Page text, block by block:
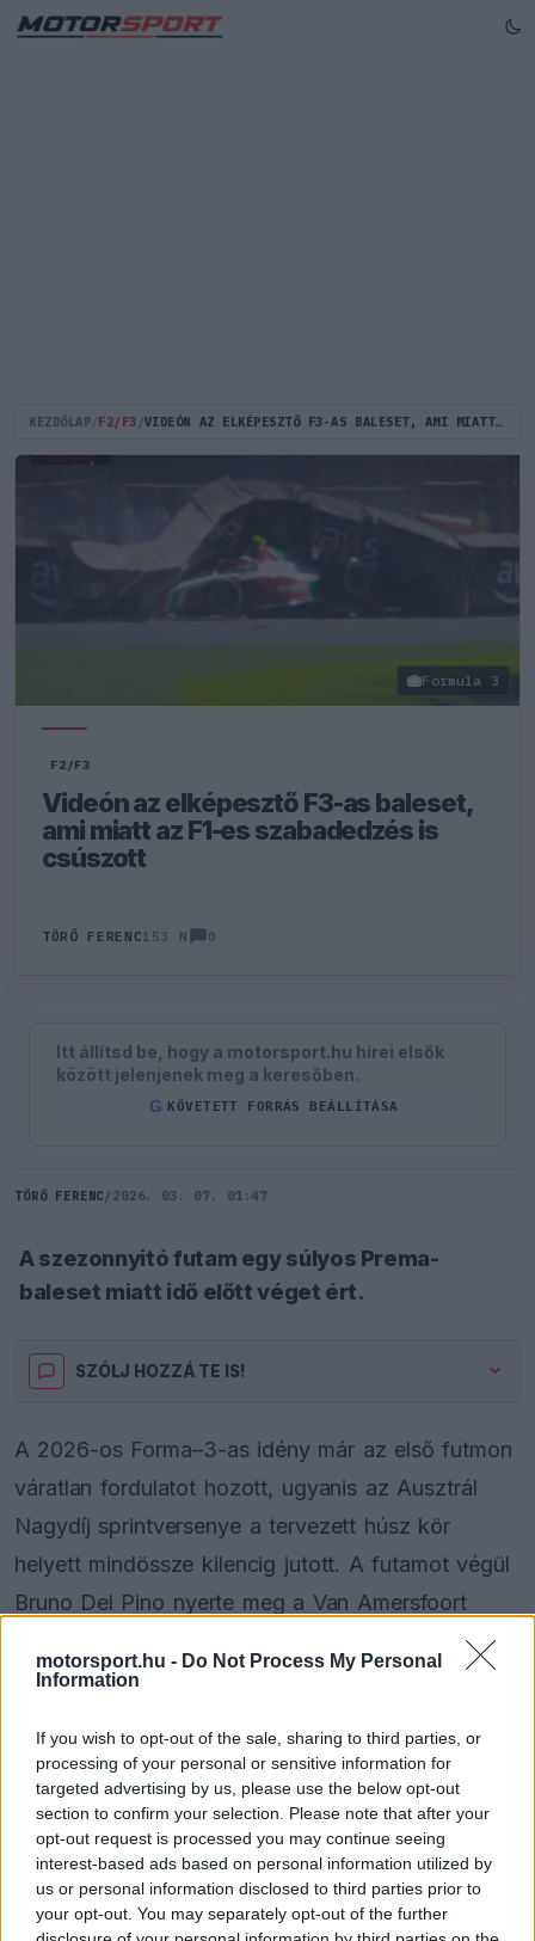
motorsport.hu - Do Not Process My Personal
Information
If you wish to opt-out of the sale, sharing to third parties, or
processing of your personal or sensitive information for
targeted advertising by us, please use the below opt-out
section to confirm your selection. Please note that after your
opt-out request is processed you may continue seeing
interest-based ads based on personal information utilized by
us or personal information disclosed to third parties prior to
your opt-out. You may separately opt-out of the further
KEZDŐLAP F2/F3 VIDEÓN AZ ELKÉPESZTŐ F3-AS BALESET, AMI MIATT AZ F1-ES SZABADEDZÉS IS CSÚSZOTT
Formula 3
F2/F3
Videón az elképesztő F3-as baleset,
ami miatt az F1-es szabadedzés is
csúszott
TÖRŐ FERENC153 N 0
Itt állítsd be, hogy a motorsport.hu hírei elsők
között jelenjenek meg a keresőben.
G KÖVETETT FORRÁS BEÁLLÍTÁSA
TÖRŐ FERENC / 2026. 03. 07. 01:47
A szezonnyitó futam egy súlyos Prema-
baleset miatt idő előtt véget ért.
SZÓLJ HOZZÁ TE IS!
A 2026-os Forma–3-as idény már az első futmon
váratlan fordulatot hozott, ugyanis az Ausztrál
Nagydíj sprintversenye a tervezett húsz kör
helyett mindössze kilencig jutott. A futamot végül
Bruno Del Pino nyerte meg a Van Amersfoort
zászlóval lezárta a küzdelmet egy látványos
A rajtnál még semmi sem utalt a későbbi káoszra.
Del Pino magabiztosan őrizte az első helyet,
mögötte Enzo Deligny haladt, miközben Brando
Badoer hamar felzárkózott a dobogós pozíciókba.
Az élen kialakult egy kisebb rés, Del Pino több